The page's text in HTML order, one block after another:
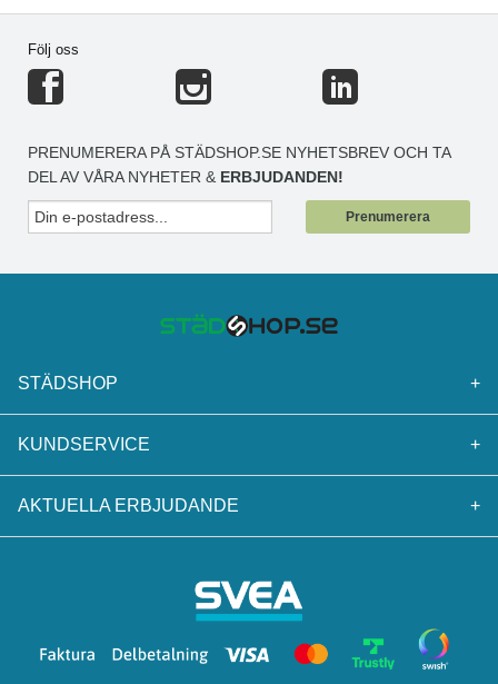
Följ oss
PRENUMERERA PÅ STÄDSHOP.SE NYHETSBREV OCH TA
DEL AV VÅRA NYHETER & ERBJUDANDEN!
Prenumerera
STÄDSHOP +
KUNDSERVICE +
AKTUELLA ERBJUDANDE +